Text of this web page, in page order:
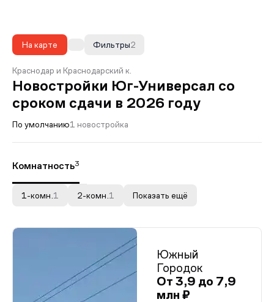
На карте 2
Фильтры
Краснодар и Краснодарский к.
Новостройки Юг-Универсал со
сроком сдачи в 2026 году
По умолчанию1 новостройка
Комнатность3
1-комн. 1 2-комн. 1 Показать ещё
Южный
Городок
От 3,9 до 7,9
млн ₽